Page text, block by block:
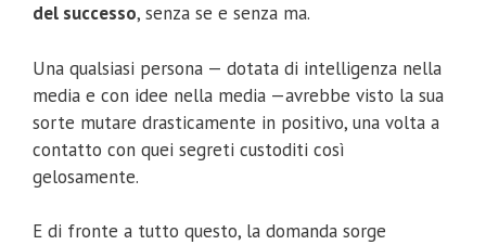
del successo, senza se e senza ma.
Una qualsiasi persona — dotata di intelligenza nella
media e con idee nella media —avrebbe visto la sua
sorte mutare drasticamente in positivo, una volta a
contatto con quei segreti custoditi così
gelosamente.
E di fronte a tutto questo, la domanda sorge